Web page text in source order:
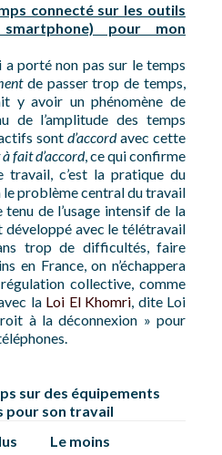
connecté sur les outils
pour mon
porté non pas sur le temps
de passer trop de temps,
y avoir un phénomène de
de l’amplitude des temps
sont d’accordavec cette
fait d’accord, ce qui confirme
travail, c’est la pratique du
le problème central du travail
de l’usage intensif de la
développé avec le télétravail
trop de difficultés, faire
en France, on n’échappera
collective, comme
la Loi El Khomri, dite Loi
à la déconnexion » pour
sur des équipements
pour son travail
Le moins